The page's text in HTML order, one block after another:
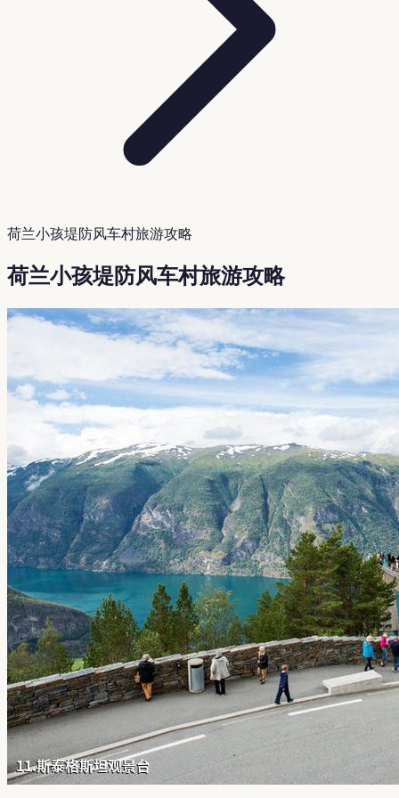
荷兰小孩堤防风车村旅游攻略
荷兰小孩堤防风车村旅游攻略